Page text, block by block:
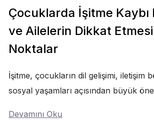
Çocuklarda İşitme Kaybı
ve Ailelerin Dikkat
Noktalar
İşitme, çocukların dil gelişimi, iletişim
sosyal yaşamları açısından büyük
Devamını Oku